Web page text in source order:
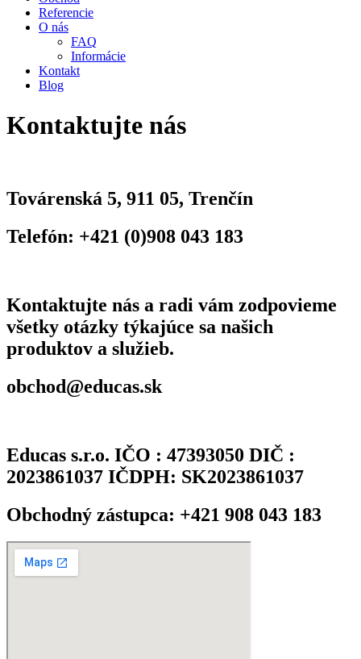
Referencie
O nás
FAQ
Informácie
Kontakt
Blog
Kontaktujte nás
Továrenská 5, 911 05, Trenčín
Telefón: +421 (0)908 043 183
Kontaktujte nás a radi vám zodpovieme
všetky otázky týkajúce sa našich
produktov a služieb.
obchod@educas.sk
Educas s.r.o. IČO : 47393050 DIČ :
2023861037 IČDPH: SK2023861037
Obchodný zástupca: +421 908 043 183